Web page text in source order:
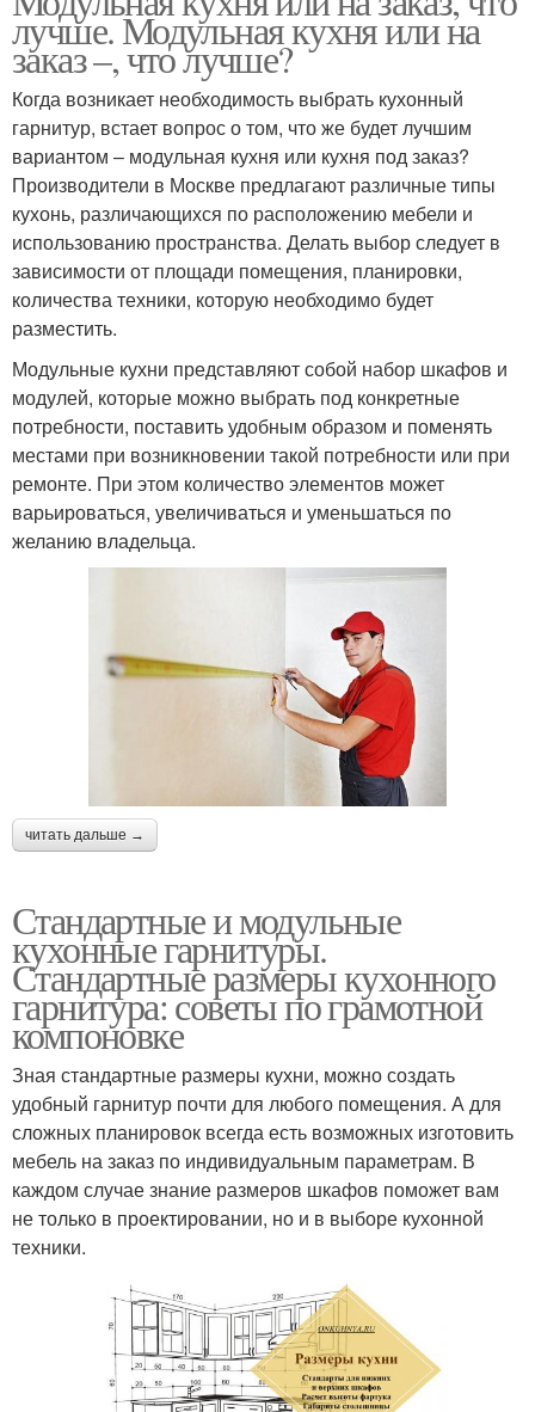
лучше. Модульная кухня или на
заказ –, что лучше?
Когда возникает необходимость выбрать кухонный
гарнитур, встает вопрос о том, что же будет лучшим
вариантом – модульная кухня или кухня под заказ?
Производители в Москве предлагают различные типы
кухонь, различающихся по расположению мебели и
использованию пространства. Делать выбор следует в
зависимости от площади помещения, планировки,
количества техники, которую необходимо будет
разместить.
Модульные кухни представляют собой набор шкафов и
модулей, которые можно выбрать под конкретные
потребности, поставить удобным образом и поменять
местами при возникновении такой потребности или при
ремонте. При этом количество элементов может
варьироваться, увеличиваться и уменьшаться по
желанию владельца.
читать дальше →
Стандартные и модульные
кухонные гарнитуры.
Стандартные размеры кухонного
гарнитура: советы по грамотной
компоновке
Зная стандартные размеры кухни, можно создать
удобный гарнитур почти для любого помещения. А для
сложных планировок всегда есть возможных изготовить
мебель на заказ по индивидуальным параметрам. В
каждом случае знание размеров шкафов поможет вам
не только в проектировании, но и в выборе кухонной
техники.